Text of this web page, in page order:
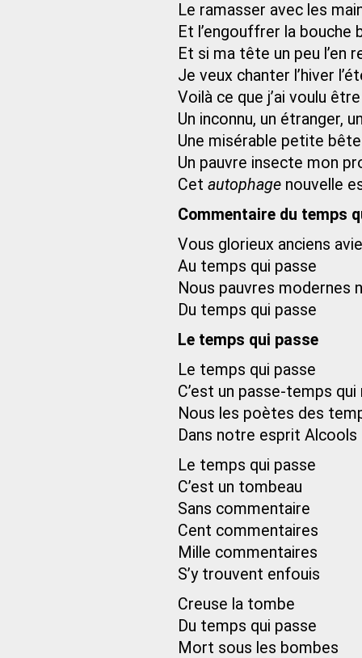
Le ramasser avec les
Et l’engouffrer la
Et si ma tête un peu l’en
Je veux chanter l’hiver
Voilà ce que j’ai voulu être
Un inconnu, un étranger,
Une misérable petite bête
Un pauvre insecte mon
Cet autophage nouvelle
Commentaire du temps
Vous glorieux anciens
Au temps qui passe
Nous pauvres modernes
Du temps qui passe
Le temps qui passe
Le temps qui passe
C’est un passe-temps qui
Nous les poètes des
Dans notre esprit
Le temps qui passe
C’est un tombeau
Sans commentaire
Cent commentaires
Mille commentaires
S’y trouvent enfouis
Creuse la tombe
Du temps qui passe
Mort sous les bombes